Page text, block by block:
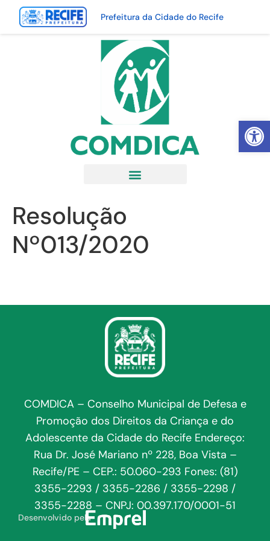
Abrir
Prefeitura da Cidade do Recife
Resolução
Nº013/2020
COMDICA – Conselho Municipal de Defesa e
Promoção dos Direitos da Criança e do
Adolescente da Cidade do Recife Endereço:
Rua Dr. José Mariano nº 228, Boa Vista –
Recife/PE – CEP.: 50.060-293 Fones: (81)
3355-2293 / 3355-2286 / 3355-2298 /
3355-2288 – CNPJ: 00.397.170/0001-51
Desenvolvido pela